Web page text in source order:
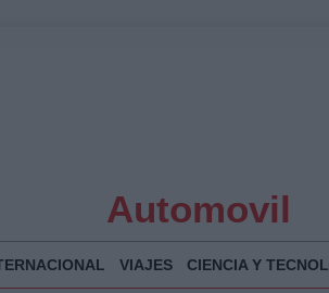
Automovil
VIAJES CIENCIA Y